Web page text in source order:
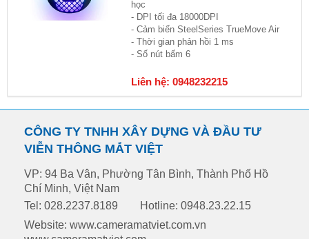
học
- DPI tối đa 18000DPI
- Cảm biến SteelSeries TrueMove Air
- Thời gian phản hồi 1 ms
- Số nút bấm 6
Liên hệ: 0948232215
CÔNG TY TNHH XÂY DỰNG VÀ ĐẦU TƯ
VIỄN THÔNG MẮT VIỆT
VP: 94 Ba Vân, Phường Tân Bình, Thành Phố Hồ
Chí Minh, Việt Nam
Tel: 028.2237.8189
Hotline: 0948.23.22.15
Website: www.cameramatviet.com.vn